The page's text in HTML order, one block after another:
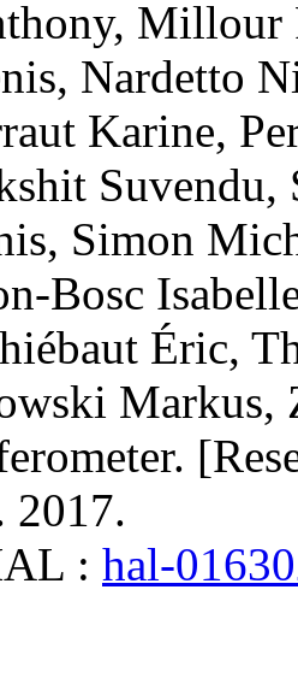
, Millour
, Nardetto
Karine,
Suvendu,
, Simon
Bosc
Éric,
Markus,
.
2017.
: hal-